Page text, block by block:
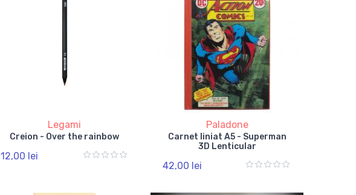
Legami
Creion - Over the rainbow
12,00 lei
Paladone
Carnet liniat A5 - Superman
3D Lenticular
42,00 lei